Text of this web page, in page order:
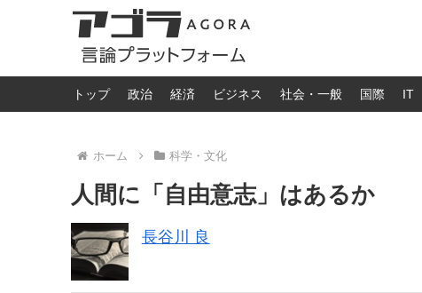
トップ 政治 経済 ビジネス 社会・一般 国際 IT
ホーム 科学・文化
人間に「自由意志」はあるか
長谷川 良